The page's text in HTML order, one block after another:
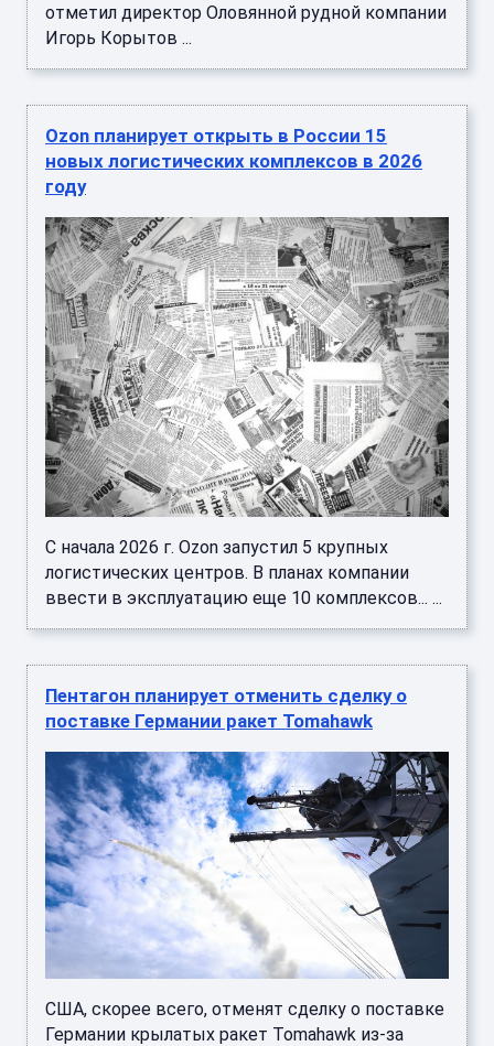
отметил директор Оловянной рудной компании
Игорь Корытов ...
Ozon планирует открыть в России 15
новых логистических комплексов в 2026
году
С начала 2026 г. Ozon запустил 5 крупных
логистических центров. В планах компании
ввести в эксплуатацию еще 10 комплексов... ...
Пентагон планирует отменить сделку о
поставке Германии ракет Tomahawk
США, скорее всего, отменят сделку о поставке
Германии крылатых ракет Tomahawk из-за